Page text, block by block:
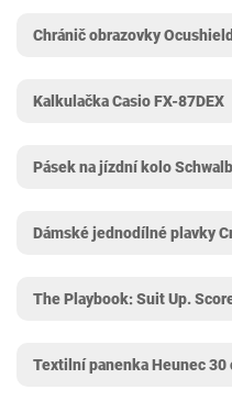
Chránič obrazovky
Kalkulačka Casio ‎FX-87DEX
Pásek na jízdní kolo
Dámské jednodílné plavky
The Playbook: Suit Up.
Textilní panenka Heunec 30